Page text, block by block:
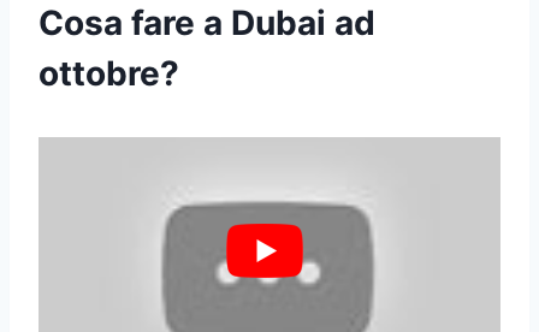
Cosa fare a Dubai ad
ottobre?